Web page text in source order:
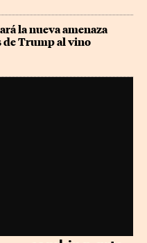
la nueva amenaza
de Trump al vino